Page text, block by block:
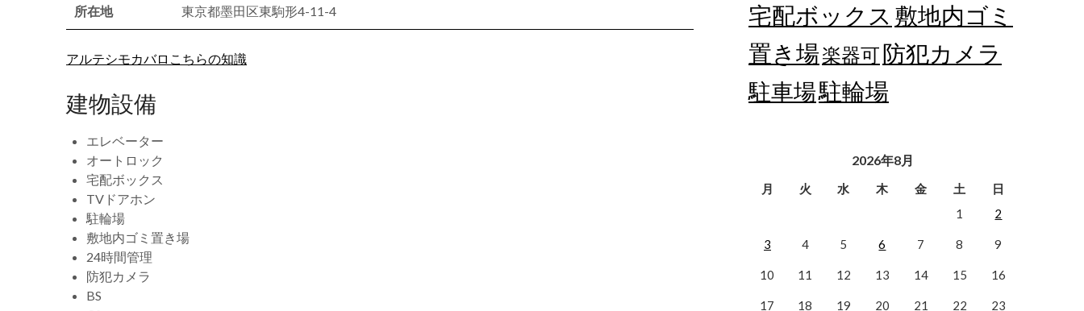
所在地 東京都墨田区東駒形4-11-4
アルテシモカバロこちらの知識
建物設備
エレベーター
オートロック
宅配ボックス
TVドアホン
駐輪場
敷地内ゴミ置き場
24時間管理
防犯カメラ
BS
宅配ボックス 敷地内ゴミ
置き場楽器可防犯カメラ
駐車場駐輪場
2026年8月
月 火 水 木 金 土
日
1
2
3 4 5 6 7 8 9
10 11 12 13 14 15 16
17 18 19 20 21 22 23